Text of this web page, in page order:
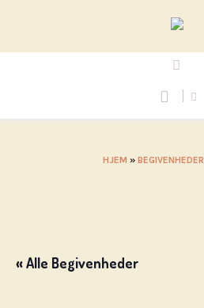
HJEM » BEGIVENHEDER
« Alle Begivenheder